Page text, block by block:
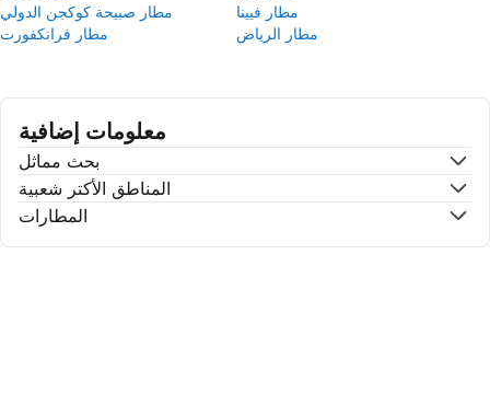
مطار صبيحة كوكجن الدولي
مطار فيينا
مطار فرانكفورت
مطار الرياض
معلومات إضافية
بحث مماثل
المناطق الأكتر شعبية
المطارات